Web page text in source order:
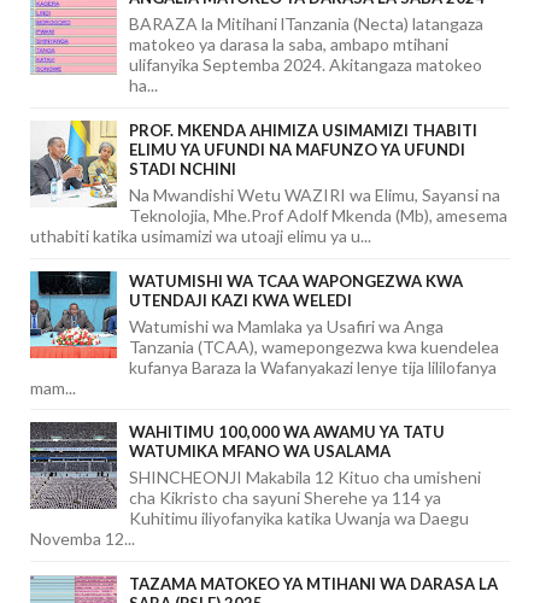
BARAZA la Mitihani lTanzania (Necta) latangaza
matokeo ya darasa la saba, ambapo mtihani
ulifanyika Septemba 2024. Akitangaza matokeo
ha...
PROF. MKENDA AHIMIZA USIMAMIZI THABITI
ELIMU YA UFUNDI NA MAFUNZO YA UFUNDI
STADI NCHINI
Na Mwandishi Wetu WAZIRI wa Elimu, Sayansi na
Teknolojia, Mhe.Prof Adolf Mkenda (Mb), amesema
uthabiti katika usimamizi wa utoaji elimu ya u...
WATUMISHI WA TCAA WAPONGEZWA KWA
UTENDAJI KAZI KWA WELEDI
Watumishi wa Mamlaka ya Usafiri wa Anga
Tanzania (TCAA), wamepongezwa kwa kuendelea
kufanya Baraza la Wafanyakazi lenye tija lililofanya
mam...
WAHITIMU 100,000 WA AWAMU YA TATU
WATUMIKA MFANO WA USALAMA
SHINCHEONJI Makabila 12 Kituo cha umisheni
cha Kikristo cha sayuni Sherehe ya 114 ya
Kuhitimu iliyofanyika katika Uwanja wa Daegu
Novemba 12...
TAZAMA MATOKEO YA MTIHANI WA DARASA LA